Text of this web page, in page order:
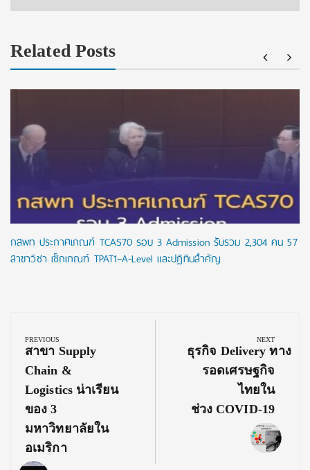
Related Posts
กสพท ประกาศเกณฑ์ TCAS70 รอบ 3 Admission รับรวม 2,304 คน 57
สาขาวิชา เช็กเกณฑ์ TPAT1–A-Level และปฏิทินสำคัญ
navigation
PREVIOUS
Previous
Post:
สาขา Supply
Chain &
Logistics น่าเรียน
ของ 3
มหาวิทยาลัยใน
อเมริกา
NEXT
Next
Post:
ธุรกิจ Delivery ทาง
รอดเศรษฐกิจ
ไทยใน
ช่วง COVID-19